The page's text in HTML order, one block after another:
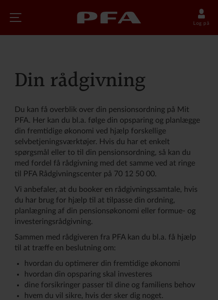
Log på
Din rådgivning
Du kan få overblik over din pensionsordning på Mit
PFA. Her kan du bl.a. følge din opsparing og planlægge
din fremtidige økonomi ved hjælp forskellige
selvbetjeningsværktøjer. Hvis du har et enkelt
spørgsmål eller to til din pensionsordning, så kan du
med fordel få rådgivning med det samme ved at ringe
til PFA Rådgivningscenter på 70 12 50 00.
Vi anbefaler, at du booker en rådgivningssamtale, hvis
du har brug for hjælp til at tilpasse din ordning,
planlægning af din pensionsøkonomi eller formue- og
investeringsrådgivning.
Sammen med rådgiveren fra PFA kan du bl.a. få hjælp
til at træffe en beslutning om:
hvordan du optimerer din fremtidige økonomi
hvordan din opsparing skal investeres
dine forsikringer passer til dine og familiens behov
hvem du vil sikre, hvis der sker dig noget.